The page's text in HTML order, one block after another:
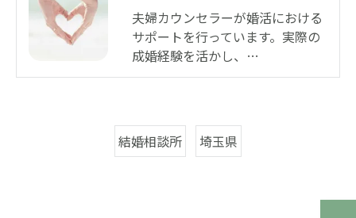
夫婦カウンセラーが婚活における
サポートを行っています。実際の
成婚経験を活かし、…
結婚相談所 埼玉県